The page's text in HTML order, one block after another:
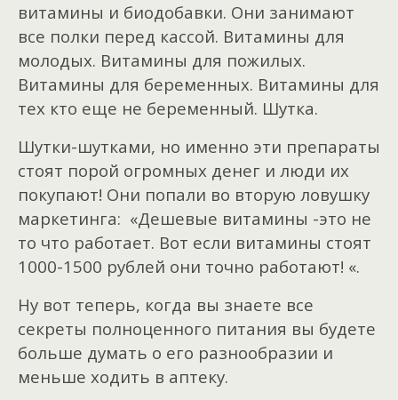
витамины и биодобавки. Они занимают
все полки перед кассой. Витамины для
молодых. Витамины для пожилых.
Витамины для беременных. Витамины для
тех кто еще не беременный. Шутка.
Шутки-шутками, но именно эти препараты
стоят порой огромных денег и люди их
покупают! Они попали во вторую ловушку
маркетинга: «Дешевые витамины -это не
то что работает. Вот если витамины стоят
1000-1500 рублей они точно работают! «.
Ну вот теперь, когда вы знаете все
секреты полноценного питания вы будете
больше думать о его разнообразии и
меньше ходить в аптеку.